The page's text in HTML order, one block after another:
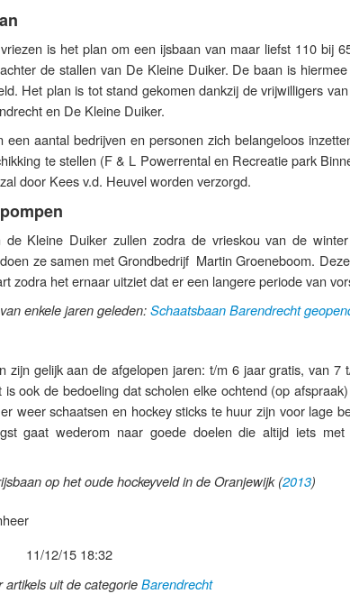
is het plan om een ijsbaan van maar liefst 110 bij
de stallen van De Kleine Duiker. De baan is
Het plan is tot stand gekomen dankzij de vrijwilligers
en De Kleine Duiker.
een aantal bedrijven en personen zich belangeloos
te stellen (F & L Powerrental en Recreatie park
door Kees v.d. Heuvel worden verzorgd.
de Kleine Duiker zullen zodra de vrieskou van de
ze samen met Grondbedrijf Martin Groeneboom.
zodra het ernaar uitziet dat er een langere periode van
enkele jaren geleden: Schaatsbaan Barendrecht
zijn gelijk aan de afgelopen jaren: t/m 6 jaar gratis, van
ook de bedoeling dat scholen elke ochtend (op
weer schaatsen en hockey sticks te huur zijn voor lage
gaat wederom naar goede doelen die altijd iets met
op het oude hockeyveld in de Oranjewijk (2013)
11/12/15 18:32
artikels uit de categorie Barendrecht